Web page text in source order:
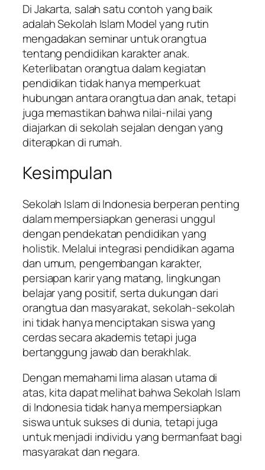
Di Jakarta, salah satu contoh yang baik
adalah Sekolah Islam Model yang rutin
mengadakan seminar untuk orangtua
tentang pendidikan karakter anak.
Keterlibatan orangtua dalam kegiatan
pendidikan tidak hanya memperkuat
hubungan antara orangtua dan anak, tetapi
juga memastikan bahwa nilai-nilai yang
diajarkan di sekolah sejalan dengan yang
diterapkan di rumah.
Kesimpulan
Sekolah Islam di Indonesia berperan penting
dalam mempersiapkan generasi unggul
dengan pendekatan pendidikan yang
holistik. Melalui integrasi pendidikan agama
dan umum, pengembangan karakter,
persiapan karir yang matang, lingkungan
belajar yang positif, serta dukungan dari
orangtua dan masyarakat, sekolah-sekolah
ini tidak hanya menciptakan siswa yang
cerdas secara akademis tetapi juga
bertanggung jawab dan berakhlak.
Dengan memahami lima alasan utama di
atas, kita dapat melihat bahwa Sekolah Islam
di Indonesia tidak hanya mempersiapkan
siswa untuk sukses di dunia, tetapi juga
untuk menjadi individu yang bermanfaat bagi
masyarakat dan negara.